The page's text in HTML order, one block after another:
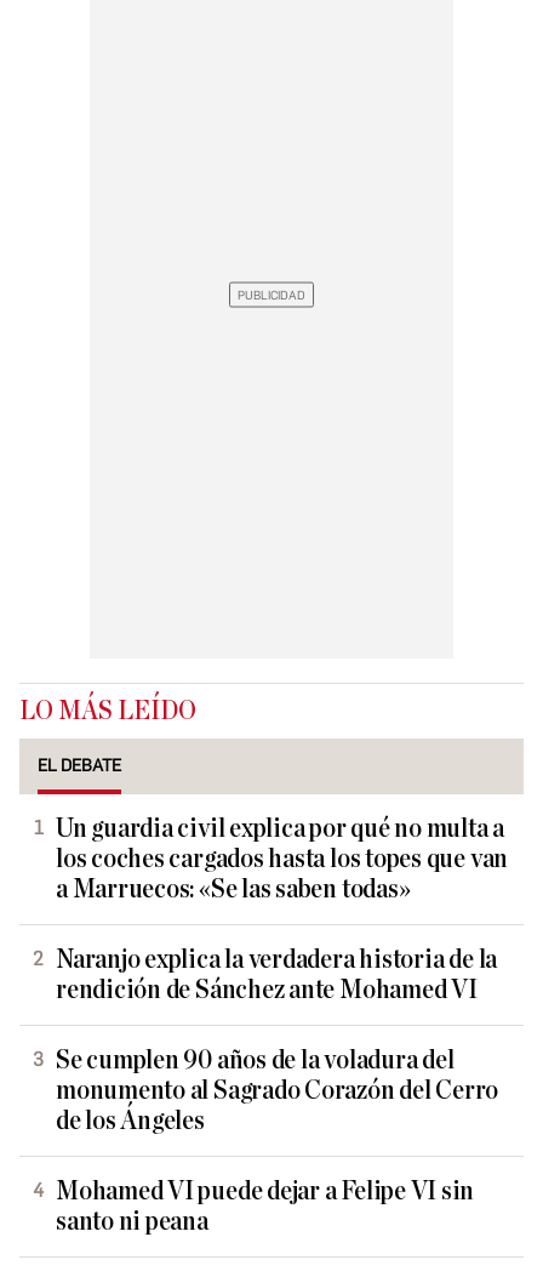
LO MÁS LEÍDO
EL DEBATE
Un guardia civil explica por qué no multa a
los coches cargados hasta los topes que van
a Marruecos: «Se las saben todas»
Naranjo explica la verdadera historia de la
rendición de Sánchez ante Mohamed VI
Se cumplen 90 años de la voladura del
monumento al Sagrado Corazón del Cerro
de los Ángeles
Mohamed VI puede dejar a Felipe VI sin
santo ni peana